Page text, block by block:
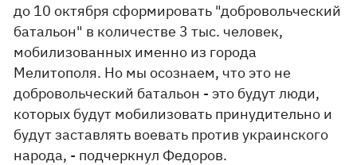
до 10 октября сформировать "добровольческий
батальон" в количестве 3 тыс. человек,
мобилизованных именно из города
Мелитополя. Но мы осознаем, что это не
добровольческий батальон - это будут люди,
которых будут мобилизовать принудительно и
будут заставлять воевать против украинского
народа, - подчеркнул Федоров.